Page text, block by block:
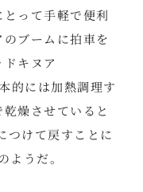
って手軽で便利
ブームに拍車を
キヌア
的には加熱調理す
燥させていると
つけて戻すことに
ようだ。